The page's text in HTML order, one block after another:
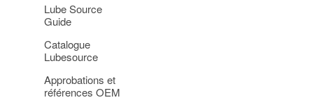
Lube Source
Guide
Catalogue
Lubesource
Approbations et
références OEM